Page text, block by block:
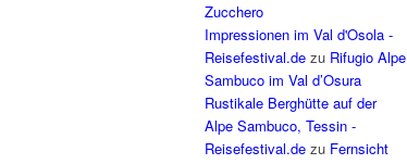
Zucchero
Impressionen im Val d'Osola -
Reisefestival.de zu Rifugio Alpe
Sambuco im Val d’Osura
Rustikale Berghütte auf der
Alpe Sambuco, Tessin -
Reisefestival.de zu Fernsicht